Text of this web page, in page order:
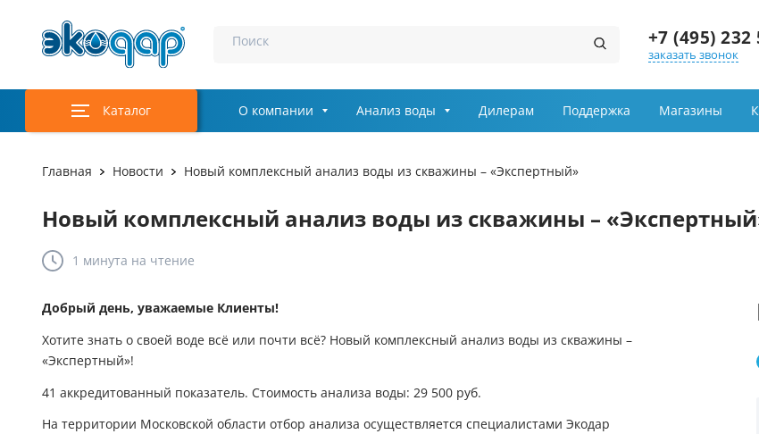
Поиск +7 (495) 232
Заказ звонка
Я принимаю условия
заказать звонок
Каталог О компании Анализ воды Дилерам Поддержка Магазины
Главная Новости Новый комплексный анализ воды из скважины – «Экспертный»
Новый комплексный анализ воды из скважины –
1 минута на чтение
Добрый день, уважаемые Клиенты!
Хотите знать о своей воде всё или почти всё? Новый комплексный анализ воды из скважины –
«Экспертный»!
41 аккредитованный показатель. Стоимость анализа воды: 29 500 руб.
На территории Московской области отбор анализа осуществляется специалистами Экодар